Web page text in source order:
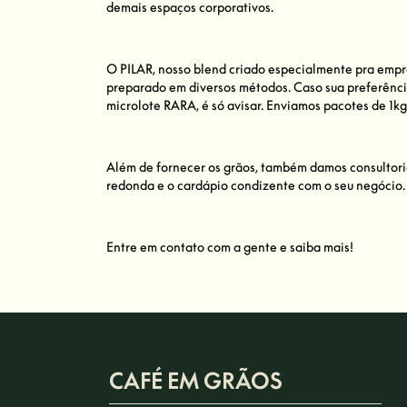
demais espaços corporativos.
O PILAR, nosso blend criado especialmente pra
preparado em diversos métodos. Caso sua
microlote RARA, é só avisar. Enviamos pacotes de
Além de fornecer os grãos, também damos
redonda e o cardápio condizente com o seu negócio.
Entre em contato com a gente e saiba mais!
CAFÉ EM GRÃOS